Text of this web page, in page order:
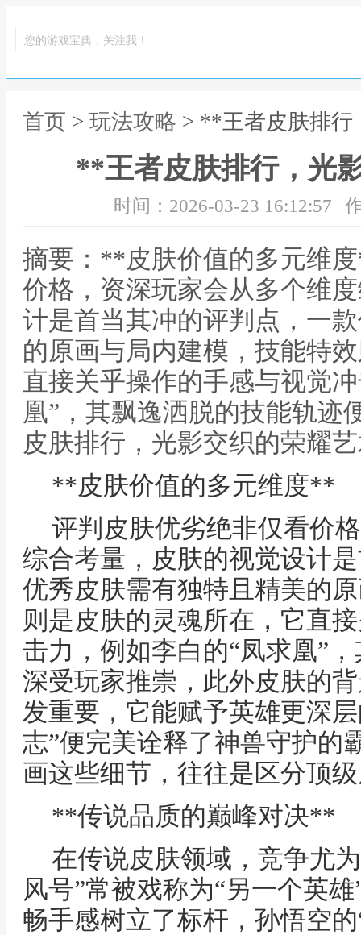
您的游戏宝典，关注我！
首页 > 玩法攻略 > **王者皮肤排
**王者皮肤排行，光
时间：2026-03-23 16:12:57
摘要：**皮肤价值的多元维
价格，资深玩家会从多个维
计是首当其冲的评判点，一
的原画与局内建模，技能特
直接关乎操作的手感与视觉
凰”，其飘逸洒脱的技能轨迹
皮肤排行，光影交织的荣耀
**皮肤价值的多元维度**
评判皮肤优劣绝非仅看价
综合考量，皮肤的视觉设计
优秀皮肤需有独特且精美的
则是皮肤的灵魂所在，它直
击力，例如李白的“凤求凰”
深受玩家推崇，此外皮肤的
发重要，它能赋予英雄更深
志”便完美诠释了神兽守护的
画这些细节，往往是区分顶
**传说品质的巅峰对决**
在传说皮肤领域，竞争尤
风号”常被戏称为“另一个英
畅手感树立了标杆，孙悟空